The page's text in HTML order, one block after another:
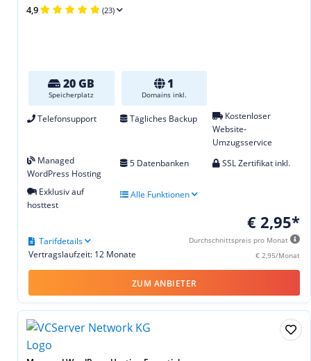
4,9 (23)
20 GB
Speicherplatz
1
Domains inkl.
Telefonsupport Tägliches Backup
Kostenloser
Website-
Umzugsservice
Managed
WordPress Hosting
5 Datenbanken SSL Zertifikat inkl.
Exklusiv auf
hosttest
Alle Funktionen
€ 2,95*
Durchschnittspreis pro Monat
€ 2,95/Monat
Vertragslaufzeit: 12 Monate
Tarifdetails
ZUM ANBIETER